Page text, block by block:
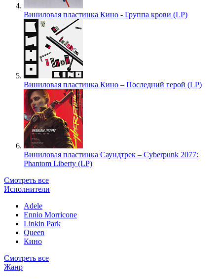
Виниловая пластинка Кино - Группа крови (LP)
Виниловая пластинка Кино – Последний герой (LP)
Виниловая пластинка Саундтрек – Cyberpunk 2077:
Phantom Liberty (LP)
Смотреть все
Исполнители
Adele
Ennio Morricone
Linkin Park
Queen
Кино
Смотреть все
Жанр